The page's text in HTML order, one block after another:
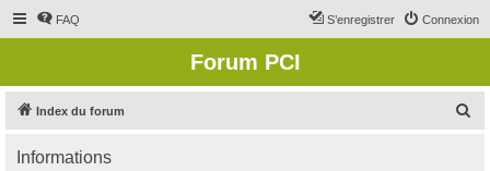
FAQ Connexion
S’enregistrer
Forum PCI
Index du forum
Informations